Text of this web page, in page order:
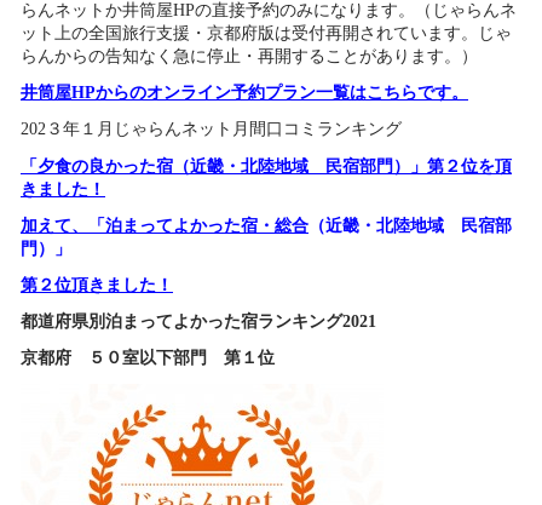
らんネットか井筒屋HPの直接予約のみになります。（じゃらんネ
ット上の全国旅行支援・京都府版は受付再開されています。じゃ
らんからの告知なく急に停止・再開することがあります。）
井筒屋HPからのオンライン予約プラン一覧はこちらです。
202３年１月じゃらんネット月間口コミランキング
「夕食の良かった宿（近畿・北陸地域 民宿部門）」 第 ２ 位を頂
きました！
加えて、 「泊まってよかった宿・総合 （近畿・北陸地域 民宿部
門）」
第 ２ 位頂きました！
都道府県別泊まってよかった宿ランキング2021
京都府 ５０室以下部門 第１ 位